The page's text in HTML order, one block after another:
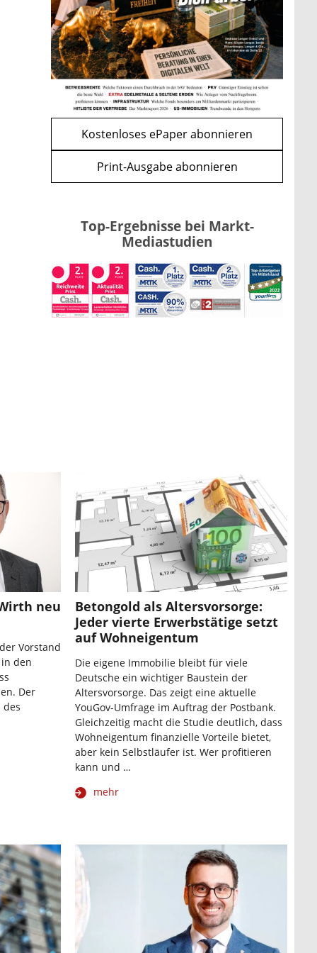
WEITERE ARTIKEL
zurückweiter
Förderung im Überblick –
Tabelle mit Kreditbeträgen und
Einkommensgrenzen
mehr
Kostenloses ePaper abonnieren
Print-Ausgabe abonnieren
Top-Ergebnisse bei Markt-
Mediastudien
neu
Vorstand
den
Der
des
Betongold als Altersvorsorge:
Jeder vierte Erwerbstätige setzt
auf Wohneigentum
Die eigene Immobilie bleibt für viele
Deutsche ein wichtiger Baustein der
Altersvorsorge. Das zeigt eine aktuelle
YouGov-Umfrage im Auftrag der Postbank.
Gleichzeitig macht die Studie deutlich, dass
Wohneigentum finanzielle Vorteile bietet,
aber kein Selbstläufer ist. Wer profitieren
kann und …
mehr